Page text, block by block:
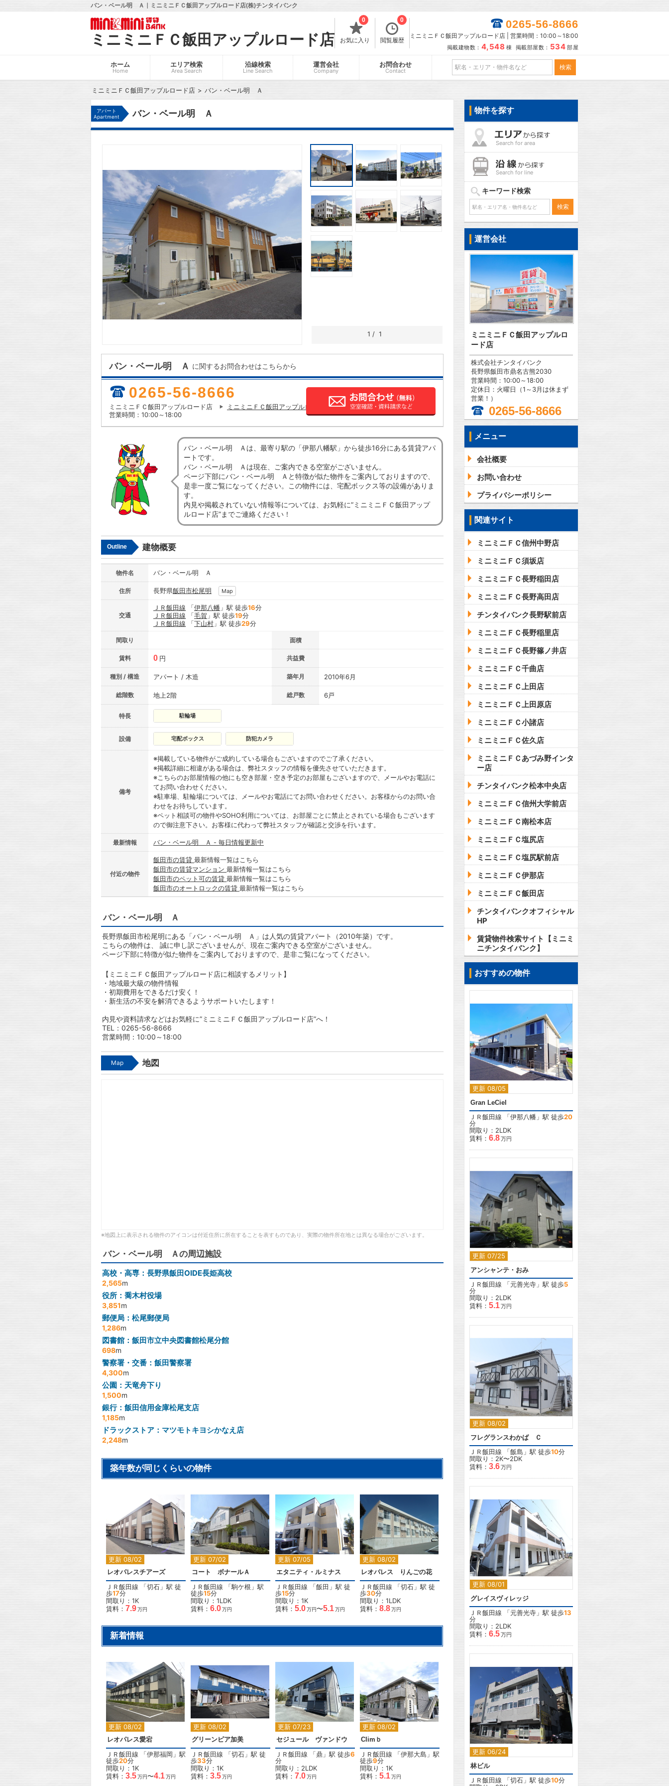
バン・ベール明 Ａ｜ミニミニＦＣ飯田アップルロード店(株)チンタイバンク
ミニミニＦＣ飯田アップルロード店 お気に入り
0
閲覧履歴
0 0265-56-8666
ミニミニＦＣ飯田アップルロード店 | 営業時間：10:00～18:00
掲載建物数： 4,548 棟 掲載部屋数： 534 部屋
ホーム
Home
エリア検索
Area Search
沿線検索
Line Search
運営会社
Company
お問合わせ
Contact
ミニミニＦＣ飯田アップルロード店 バン・ベール明 Ａ
アパート
Apartment
バン・ベール明 Ａ
1 / 1
バン・ベール明 Ａ に関するお問合わせはこちらから
0265-56-8666
ミニミニＦＣ飯田アップルロード店
ミニミニＦＣ飯田アップルロード店の店舗情報
営業時間：10:00～18:00
バン・ベール明 Ａは、最寄り駅の「伊那八幡駅」から徒歩16分にある賃貸アパ
ートです。
バン・ベール明 Ａは現在、ご案内できる空室がございません。
ページ下部にバン・ベール明 Ａと特徴が似た物件をご案内しておりますので、
是非一度ご覧になってください。この物件には、宅配ボックス等の設備がありま
す。
内見や掲載されていない情報等については、お気軽に”ミニミニＦＣ飯田アップ
ルロード店”までご連絡ください！
Outline 建物概要
物件名 バン・ベール明 Ａ
住所 長野県飯田市松尾明 Map
交通
ＪＲ飯田線 「伊那八幡 」駅 徒歩16分
ＪＲ飯田線 「毛賀 」駅 徒歩19分
ＪＲ飯田線 「下山村 」駅 徒歩29分
間取り 面積
賃料 0 円 共益費
種別 / 構造 アパート / 木造 築年月 2010年6月
総階数 地上2階 総戸数 6戸
特長 駐輪場
設備 宅配ボックス 防犯カメラ
備考
※掲載している物件がご成約している場合もございますのでご了承ください。
※掲載詳細に相違がある場合は、弊社スタッフの情報を優先させていただきます。
※こちらのお部屋情報の他にも空き部屋・空き予定のお部屋もございますので、メールやお電話に
てお問い合わせください。
※駐車場、駐輪場については、メールやお電話にてお問い合わせください。お客様からのお問い合
わせをお待ちしています。
※ペット相談可の物件やSOHO利用については、お部屋ごとに禁止とされている場合もございます
ので御注意下さい。お客様に代わって弊社スタッフが確認と交渉を行います。
最新情報 バン・ベール明 Ａ - 毎日情報更新中
付近の物件
飯田市の賃貸 最新情報一覧はこちら
飯田市の賃貸マンション 最新情報一覧はこちら
飯田市のペット可の賃貸 最新情報一覧はこちら
飯田市のオートロックの賃貸 最新情報一覧はこちら
バン・ベール明 Ａ
長野県飯田市松尾明にある「バン・ベール明 Ａ」は人気の賃貸アパート（2010年築）です。
こちらの物件は、 誠に申し訳ございませんが、現在ご案内できる空室がございません。
ページ下部に特徴が似た物件をご案内しておりますので、是非ご覧になってください。
【ミニミニＦＣ飯田アップルロード店に相談するメリット】
・地域最大級の物件情報
・初期費用をできるだけ安く！
・新生活の不安を解消できるようサポートいたします！
内見や資料請求などはお気軽に”ミニミニＦＣ飯田アップルロード店”へ！
TEL：0265-56-8666
営業時間：10:00～18:00
Map 地図
※地図上に表示される物件のアイコンは付近住所に所在することを表すものであり、実際の物件所在地とは異なる場合がございます。
バン・ベール明 Ａの周辺施設
高校・高専：長野県飯田OIDE長姫高校
2,565m
役所：喬木村役場
3,851m
郵便局：松尾郵便局
1,286m
図書館：飯田市立中央図書館松尾分館
698m
警察署・交番：飯田警察署
4,300m
公園：天竜舟下り
1,500m
銀行：飯田信用金庫松尾支店
1,185m
ドラックストア：マツモトキヨシかなえ店
2,248m
築年数が同じくらいの物件
更新 08/02
2
レオパレスチアーズ
ＪＲ飯田線 「切石 」駅 徒
歩17分
間取り：1K
賃料： 7.9万円
更新 07/02
2
コート ボナールＡ
ＪＲ飯田線 「駒ケ根 」駅
徒歩15分
間取り：1LDK
賃料： 6.0万円
更新 07/05
2
エタニティ・ルミナス
ＪＲ飯田線 「飯田 」駅 徒
歩15分
間取り：1K
賃料： 5.0万円〜5.1万円
更新 08/02
2
レオパレス りんごの花
ＪＲ飯田線 「切石 」駅 徒
歩30分
間取り：1LDK
賃料： 8.8万円
新着情報
更新 08/02
2
レオパレス愛宕
ＪＲ飯田線 「伊那福岡 」駅
徒歩20分
間取り：1K
賃料： 3.5万円〜4.1万円
更新 08/02
2
グリーンピア加美
ＪＲ飯田線 「切石 」駅 徒
歩33分
間取り：1K
賃料： 3.5万円
更新 07/23
セジュール ヴァンドウ
ＪＲ飯田線 「鼎 」駅 徒歩6
分
間取り：2LDK
賃料： 7.0万円
更新 08/02
2
Climｂ
ＪＲ飯田線 「伊那大島 」駅
徒歩9分
間取り：1K
賃料： 5.1万円
物件を探す
Search for area
Search for line
キーワード検索
運営会社
ミニミニＦＣ飯田アップルロ
ード店
株式会社チンタイバンク
長野県飯田市鼎名古熊2030
営業時間：10:00～18:00
定休日：火曜日（1～3月は休まず
営業！）
0265-56-8666
メニュー
会社概要
お問い合わせ
プライバシーポリシー
関連サイト
ミニミニＦＣ信州中野店
ミニミニＦＣ須坂店
ミニミニＦＣ長野稲田店
ミニミニＦＣ長野高田店
チンタイバンク長野駅前店
ミニミニＦＣ長野稲里店
ミニミニＦＣ長野篠ノ井店
ミニミニＦＣ千曲店
ミニミニＦＣ上田店
ミニミニＦＣ上田原店
ミニミニＦＣ小諸店
ミニミニＦＣ佐久店
ミニミニＦＣあづみ野インタ
ー店
チンタイバンク松本中央店
ミニミニＦＣ信州大学前店
ミニミニＦＣ南松本店
ミニミニＦＣ塩尻店
ミニミニＦＣ塩尻駅前店
ミニミニＦＣ伊那店
ミニミニＦＣ飯田店
チンタイバンクオフィシャル
HP
賃貸物件検索サイト【ミニミ
ニチンタイバンク】
おすすめの物件
更新 08/05
2
Gran LeCiel
ＪＲ飯田線 「伊那八幡 」駅 徒歩20
分
間取り：2LDK
賃料： 6.8万円
更新 07/25
2
アンシャンテ・おみ
ＪＲ飯田線 「元善光寺 」駅 徒歩5
分
間取り：2LDK
賃料： 5.1万円
更新 08/02
2
フレグランスわかば Ｃ
ＪＲ飯田線 「飯島 」駅 徒歩10分
間取り：2K〜2DK
賃料： 3.6万円
更新 08/01
2
グレイスヴィレッジ
ＪＲ飯田線 「元善光寺 」駅 徒歩13
分
間取り：2LDK
賃料： 6.5万円
更新 06/24
林ビル
ＪＲ飯田線 「切石 」駅 徒歩10分